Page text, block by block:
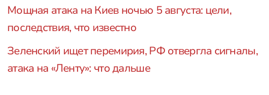
Мощная атака на Киев ночью 5 августа: цели,
последствия, что известно
Зеленский ищет перемирия, РФ отвергла сигналы,
атака на «Ленту»: что дальше